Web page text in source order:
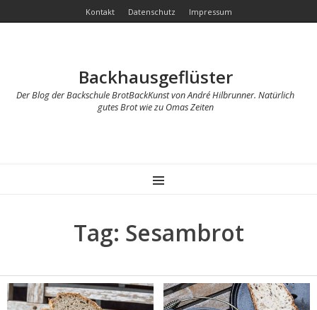
Kontakt Datenschutz Impressum
Backhausgeflüster
Der Blog der Backschule BrotBackKunst von André Hilbrunner. Natürlich
gutes Brot wie zu Omas Zeiten
MENU
Tag: Sesambrot